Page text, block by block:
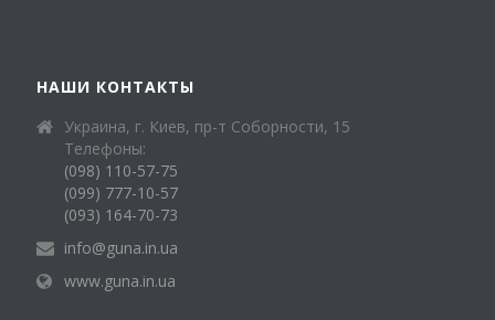
НАШИ КОНТАКТЫ
Украина, г. Киев, пр-т Соборности, 15
Телефоны:
(098) 110-57-75
(099) 777-10-57
(093) 164-70-73
info@guna.in.ua
www.guna.in.ua